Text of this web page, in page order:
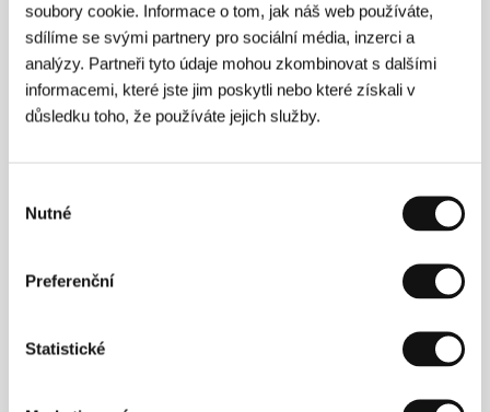
soubory cookie. Informace o tom, jak náš web používáte,
sdílíme se svými partnery pro sociální média, inzerci a
analýzy. Partneři tyto údaje mohou zkombinovat s dalšími
informacemi, které jste jim poskytli nebo které získali v
důsledku toho, že používáte jejich služby.
souhlasu
Nutné
Preferenční
Statistické
Režie: James Marsh / Velká Británie, 2007, 94 min
René
(René)
Slepé lásky
Režie: Juraj Lehotský / Slovenská republika, 2008,
77 min
Vesmírná stanice